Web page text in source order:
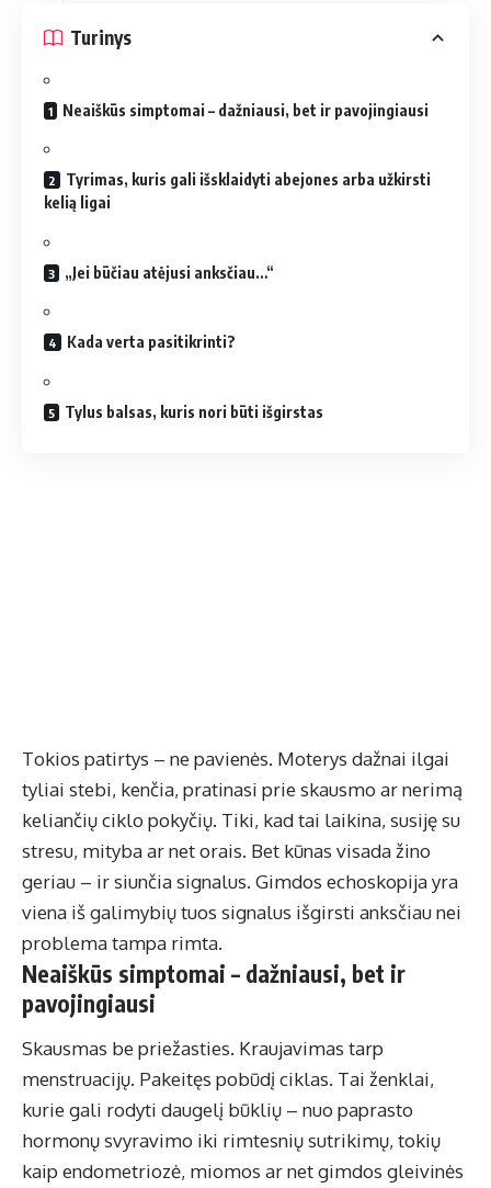
Turinys
Neaiškūs simptomai – dažniausi, bet ir pavojingiausi
Tyrimas, kuris gali išsklaidyti abejones arba užkirsti
kelią ligai
„Jei būčiau atėjusi anksčiau…“
Kada verta pasitikrinti?
Tylus balsas, kuris nori būti išgirstas
Tokios patirtys – ne pavienės. Moterys dažnai ilgai
tyliai stebi, kenčia, pratinasi prie skausmo ar nerimą
keliančių ciklo pokyčių. Tiki, kad tai laikina, susiję su
stresu, mityba ar net orais. Bet kūnas visada žino
geriau – ir siunčia signalus. Gimdos echoskopija yra
viena iš galimybių tuos signalus išgirsti anksčiau nei
problema tampa rimta.
Neaiškūs simptomai – dažniausi, bet ir
pavojingiausi
Skausmas be priežasties. Kraujavimas tarp
menstruacijų. Pakeitęs pobūdį ciklas. Tai ženklai,
kurie gali rodyti daugelį būklių – nuo paprasto
hormonų svyravimo iki rimtesnių sutrikimų, tokių
kaip endometriozė, miomos ar net gimdos gleivinės